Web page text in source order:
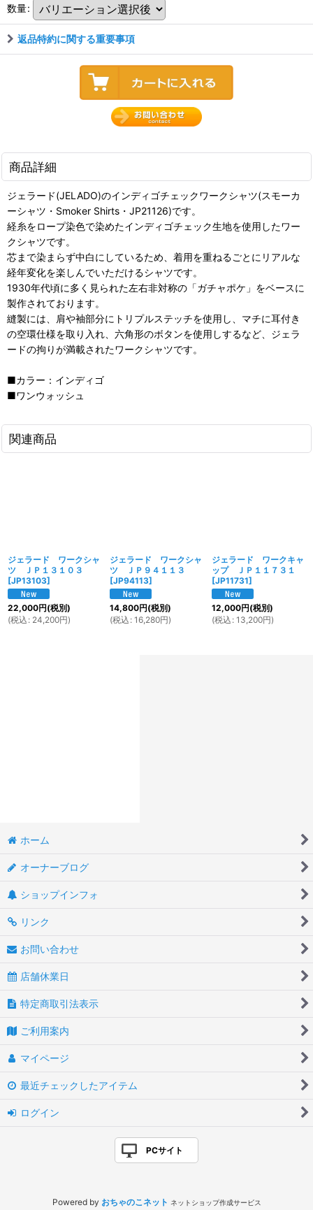
数量:
返品特約に関する重要事項
商品詳細
ジェラード(JELADO)のインディゴチェックワークシャツ(スモーカ
ーシャツ・Smoker Shirts・JP21126)です。
経糸をロープ染色で染めたインディゴチェック生地を使用したワー
クシャツです。
芯まで染まらず中白にしているため、着用を重ねるごとにリアルな
経年変化を楽しんでいただけるシャツです。
1930年代頃に多く見られた左右非対称の「ガチャポケ」をベースに
製作されております。
縫製には、肩や袖部分にトリプルステッチを使用し、マチに耳付き
の空環仕様を取り入れ、六角形のボタンを使用しするなど、ジェラ
ードの拘りが満載されたワークシャツです。
■カラー：インディゴ
■ワンウォッシュ
関連商品
ジェラード ワークシャ
ツ ＪＰ１３１０３
[JP13103]
22,000円(税別)
(税込 : 24,200円)
ジェラード ワークシャ
ツ ＪＰ９４１１３
[JP94113]
14,800円(税別)
(税込 : 16,280円)
ジェラード ワークキャ
ップ ＪＰ１１７３１
[JP11731]
12,000円(税別)
(税込 : 13,200円)
ホーム
オーナーブログ
ショップインフォ
リンク
お問い合わせ
店舗休業日
特定商取引法表示
ご利用案内
マイページ
最近チェックしたアイテム
ログイン
PCサイト
Powered by おちゃのこネット ネットショップ作成サービス